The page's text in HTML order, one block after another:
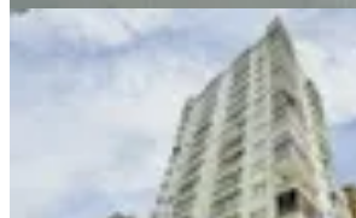
YENİ
Bölgenin En Çok
Seyhan, Yeşilyurt
3+1·185 m² · 5. Kat ·
6.490.000 ₺